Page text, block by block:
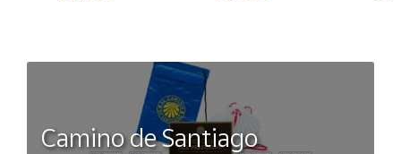
Camino de Santiago